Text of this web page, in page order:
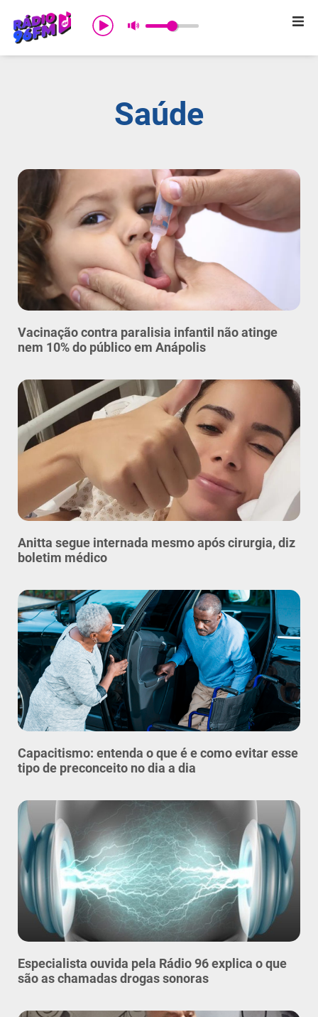
Início
Promoções
Notícias
Contato
Saúde
Vacinação contra paralisia infantil não atinge
nem 10% do público em Anápolis
Anitta segue internada mesmo após cirurgia, diz
boletim médico
Capacitismo: entenda o que é e como evitar esse
tipo de preconceito no dia a dia
Especialista ouvida pela Rádio 96 explica o que
são as chamadas drogas sonoras